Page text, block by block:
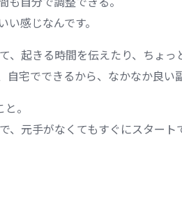
感じなんです。
、起きる時間を伝えたり、ちょっ
自宅でできるから、なかなか良い
と。
、元手がなくてもすぐにスタート